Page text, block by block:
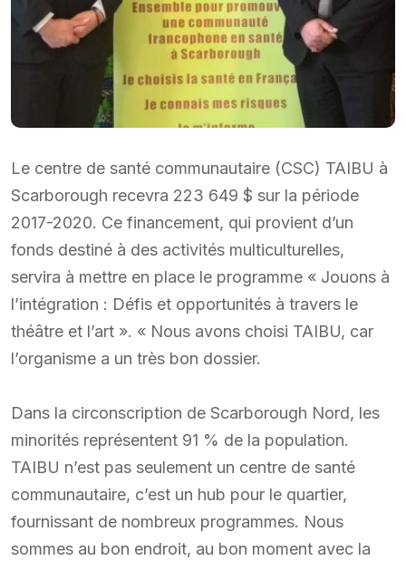
Le centre de santé communautaire (CSC) TAIBU à
Scarborough recevra 223 649 $ sur la période
2017-2020. Ce financement, qui provient d’un
fonds destiné à des activités multiculturelles,
servira à mettre en place le programme « Jouons à
l’intégration : Défis et opportunités à travers le
théâtre et l’art ». « Nous avons choisi TAIBU, car
l’organisme a un très bon dossier.
Dans la circonscription de Scarborough Nord, les
minorités représentent 91 % de la population.
TAIBU n’est pas seulement un centre de santé
communautaire, c’est un hub pour le quartier,
fournissant de nombreux programmes. Nous
sommes au bon endroit, au bon moment avec la